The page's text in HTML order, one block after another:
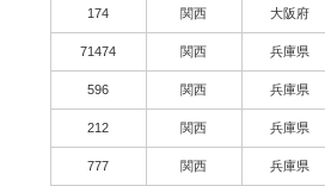
174 関西 大阪府
71474 関西 兵庫県
596 関西 兵庫県
212 関西 兵庫県
777 関西 兵庫県